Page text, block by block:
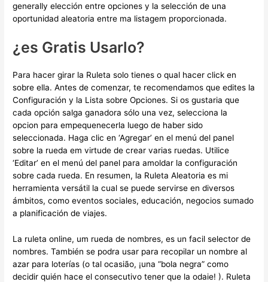
generally elección entre opciones y la selección de una
oportunidad aleatoria entre ma listagem proporcionada.
¿es Gratis Usarlo?
Para hacer girar la Ruleta solo tienes o qual hacer click en
sobre ella. Antes de comenzar, te recomendamos que edites la
Configuración y la Lista sobre Opciones. Si os gustaria que
cada opción salga ganadora sólo una vez, selecciona la
opcion para empequenecerla luego de haber sido
seleccionada. Haga clic en ‘Agregar’ en el menú del panel
sobre la rueda em virtude de crear varias ruedas. Utilice
‘Editar’ en el menú del panel para amoldar la configuración
sobre cada rueda. En resumen, la Ruleta Aleatoria es mi
herramienta versátil la cual se puede servirse en diversos
ámbitos, como eventos sociales, educación, negocios sumado
a planificación de viajes.
La ruleta online, um rueda de nombres, es un facil selector de
nombres. También se podra usar para recopilar un nombre al
azar para loterías (o tal ocasião, ¡una “bola negra” como
decidir quién hace el consecutivo tener que la odaie! ). Ruleta